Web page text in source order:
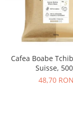
Cafea Boabe
Suisse,
48,70 RON